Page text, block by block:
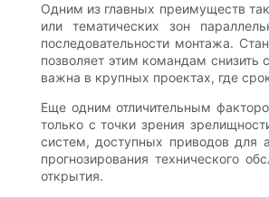
Одним из главных преимуществ
или тематических зон
последовательности монтажа.
позволяет этим командам снизить
важна в крупных проектах, где
Еще одним отличительным
только с точки зрения
систем, доступных приводов для
прогнозирования технического
открытия.